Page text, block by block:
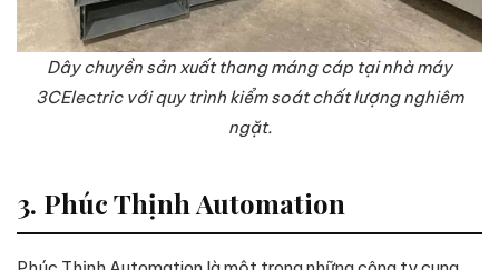
Dây chuyền sản xuất thang máng cáp tại nhà máy
3CElectric với quy trình kiểm soát chất lượng nghiêm
ngặt.
3. Phúc Thịnh Automation